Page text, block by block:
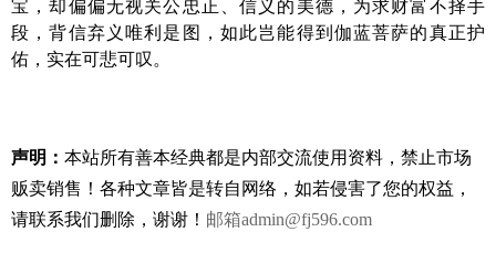
宝，却偏偏无视关公忠正、信义的美德，为求财富不择手
段，背信弃义唯利是图，如此岂能得到伽蓝菩萨的真正护
佑，实在可悲可叹。
声明： 本站所有善本经典都是内部交流使用资料，禁止市场
贩卖销售！ 各种文章皆是转自网络，如若侵害了您的权益，
请联系我们删除，谢谢！ 邮箱admin@fj596.com